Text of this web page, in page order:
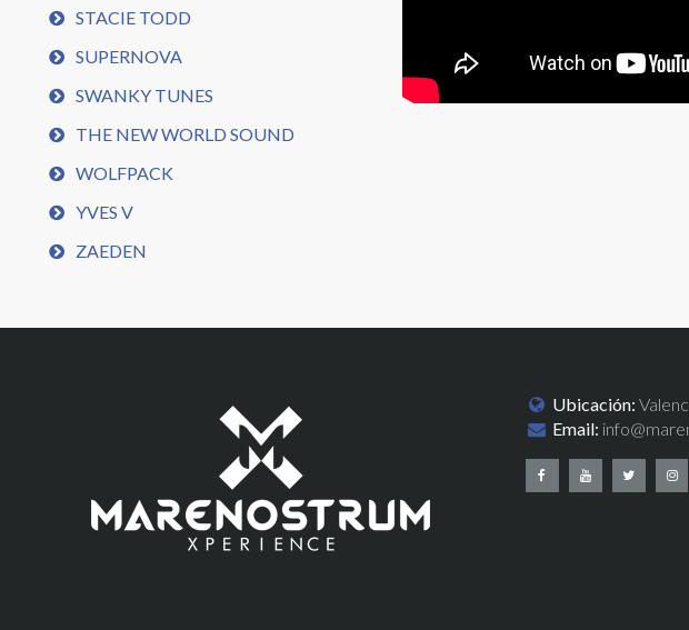
STACIE TODD
SUPERNOVA
SWANKY TUNES
THE NEW WORLD SOUND
WOLFPACK
YVES V
ZAEDEN
Ubicación:
Email: